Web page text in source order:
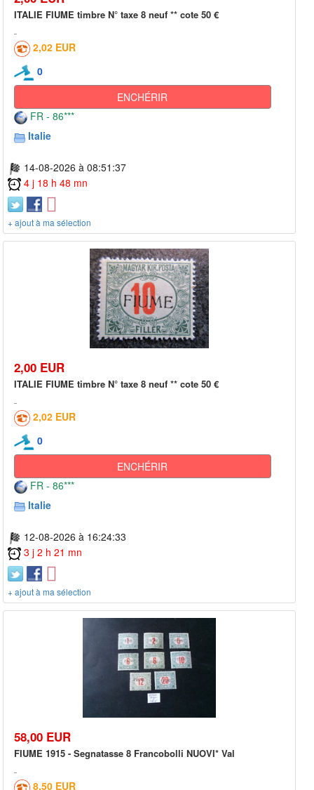
ITALIE FIUME timbre N° taxe 8 neuf ** cote 50 €
2,02 EUR
0
ENCHÉRIR
FR - 86***
Italie
14-08-2026 à 08:51:37
4 j 18 h 48 mn
+ ajout à ma sélection
2,00 EUR
ITALIE FIUME timbre N° taxe 8 neuf ** cote 50 €
2,02 EUR
0
ENCHÉRIR
FR - 86***
Italie
12-08-2026 à 16:24:33
3 j 2 h 21 mn
+ ajout à ma sélection
58,00 EUR
FIUME 1915 - Segnatasse 8 Francobolli NUOVI* Val
8,50 EUR